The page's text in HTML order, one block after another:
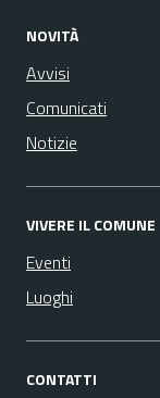
NOVITÀ
Avvisi
Comunicati
Notizie
VIVERE IL COMUNE
Eventi
Luoghi
CONTATTI